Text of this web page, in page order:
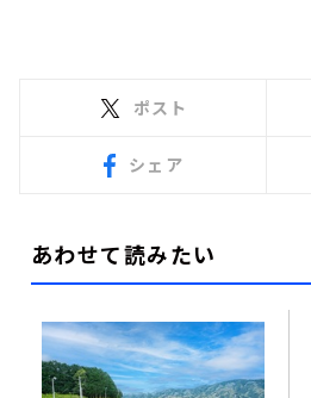
ポスト
シェア
あわせて読みたい